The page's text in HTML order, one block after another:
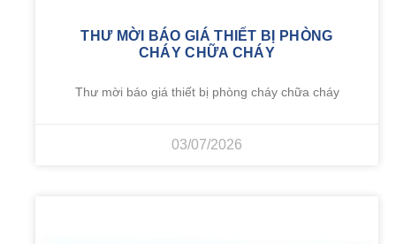
THƯ MỜI BÁO GIÁ THIẾT BỊ PHÒNG
CHÁY CHỮA CHÁY
Thư mời báo giá thiết bị phòng cháy chữa cháy
03/07/2026